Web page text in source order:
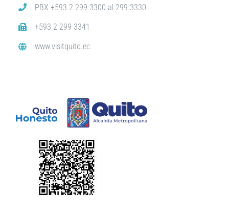
PBX +593 2 299 3300 al 299 3330
+593 2 299 3341
www.visitquito.ec